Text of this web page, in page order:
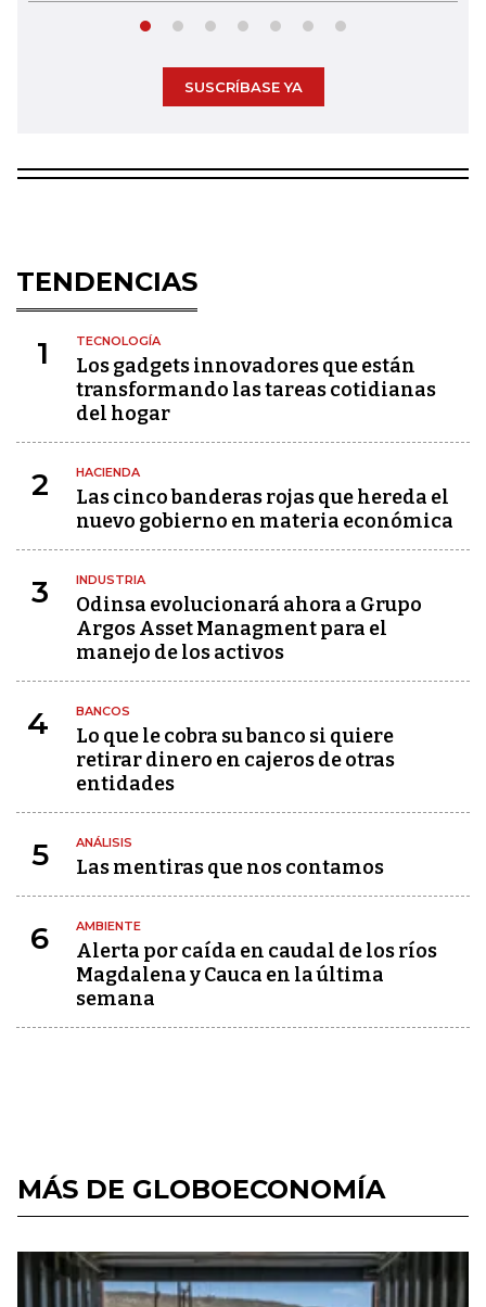
SUSCRÍBASE YA
TENDENCIAS
1 TECNOLOGÍA
Los gadgets innovadores que están
transformando las tareas cotidianas
del hogar
2 HACIENDA
Las cinco banderas rojas que hereda el
nuevo gobierno en materia económica
3 INDUSTRIA
Odinsa evolucionará ahora a Grupo
Argos Asset Managment para el
manejo de los activos
4 BANCOS
Lo que le cobra su banco si quiere
retirar dinero en cajeros de otras
entidades
5 ANÁLISIS
Las mentiras que nos contamos
6 AMBIENTE
Alerta por caída en caudal de los ríos
Magdalena y Cauca en la última
semana
MÁS DE GLOBOECONOMÍA